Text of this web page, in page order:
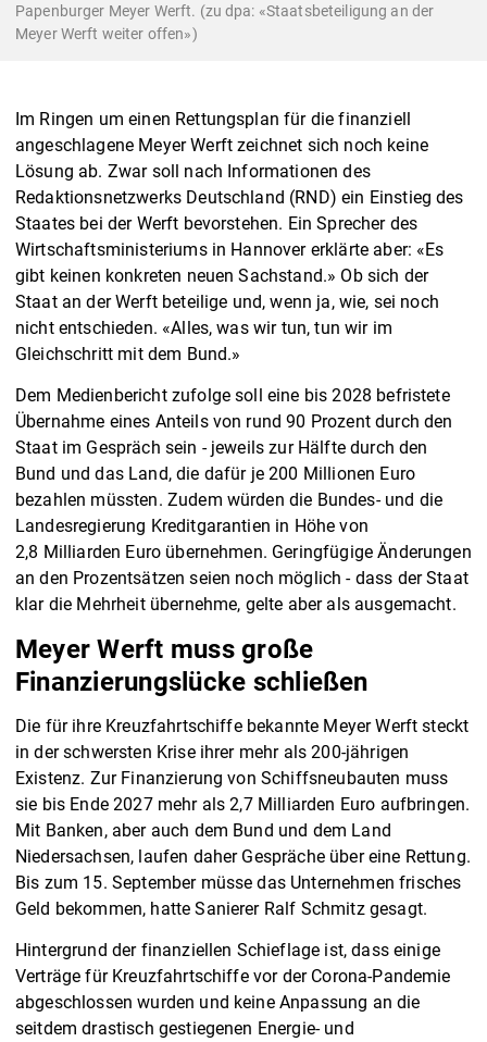
Papenburger Meyer Werft. (zu dpa: «Staatsbeteiligung an der
Meyer Werft weiter offen»)
Im Ringen um einen Rettungsplan für die finanziell
angeschlagene Meyer Werft zeichnet sich noch keine
Lösung ab. Zwar soll nach Informationen des
Redaktionsnetzwerks Deutschland (RND) ein Einstieg des
Staates bei der Werft bevorstehen. Ein Sprecher des
Wirtschaftsministeriums in Hannover erklärte aber: «Es
gibt keinen konkreten neuen Sachstand.» Ob sich der
Staat an der Werft beteilige und, wenn ja, wie, sei noch
nicht entschieden. «Alles, was wir tun, tun wir im
Gleichschritt mit dem Bund.»
Dem Medienbericht zufolge soll eine bis 2028 befristete
Übernahme eines Anteils von rund 90 Prozent durch den
Staat im Gespräch sein - jeweils zur Hälfte durch den
Bund und das Land, die dafür je 200 Millionen Euro
bezahlen müssten. Zudem würden die Bundes- und die
Landesregierung Kreditgarantien in Höhe von
2,8 Milliarden Euro übernehmen. Geringfügige Änderungen
an den Prozentsätzen seien noch möglich - dass der Staat
klar die Mehrheit übernehme, gelte aber als ausgemacht.
Meyer Werft muss große
Finanzierungslücke schließen
Die für ihre Kreuzfahrtschiffe bekannte Meyer Werft steckt
in der schwersten Krise ihrer mehr als 200-jährigen
Existenz. Zur Finanzierung von Schiffsneubauten muss
sie bis Ende 2027 mehr als 2,7 Milliarden Euro aufbringen.
Mit Banken, aber auch dem Bund und dem Land
Niedersachsen, laufen daher Gespräche über eine Rettung.
Bis zum 15. September müsse das Unternehmen frisches
Geld bekommen, hatte Sanierer Ralf Schmitz gesagt.
Hintergrund der finanziellen Schieflage ist, dass einige
Verträge für Kreuzfahrtschiffe vor der Corona-Pandemie
abgeschlossen wurden und keine Anpassung an die
seitdem drastisch gestiegenen Energie- und